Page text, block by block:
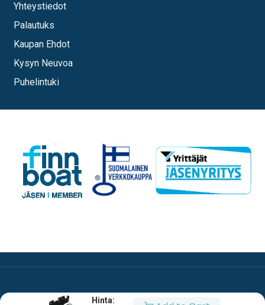
Hinta:
Yhteystiedot
Palautuks
Kaupan Ehdot
Kysyn Neuvoa
Puhelintuki